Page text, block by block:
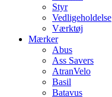
Styr
Vedligeholdelse
Værktøj
Mærker
Abus
Ass Savers
AtranVelo
Basil
Batavus